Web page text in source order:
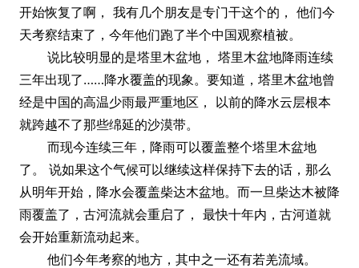
开始恢复了啊， 我有几个朋友是专门干这个的， 他们今
天考察结束了，今年他们跑了半个中国观察植被。
说比较明显的是塔里木盆地， 塔里木盆地降雨连续
三年出现了……降水覆盖的现象。要知道，塔里木盆地曾
经是中国的高温少雨最严重地区， 以前的降水云层根本
就跨越不了那些绵延的沙漠带。
而现今连续三年，降雨可以覆盖整个塔里木盆地
了。 说如果这个气候可以继续这样保持下去的话，那么
从明年开始，降水会覆盖柴达木盆地。而一旦柴达木被降
雨覆盖了，古河流就会重启了， 最快十年内，古河道就
会开始重新流动起来。
他们今年考察的地方，其中之一还有若羌流域。